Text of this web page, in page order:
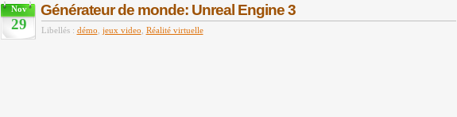
Nov
29
Générateur de monde: Unreal Engine 3
Libellés : démo jeux video Réalité virtuelle